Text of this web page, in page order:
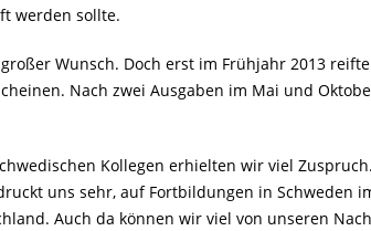
werden sollte.
Wunsch. Doch erst im Frühjahr 2013
Nach zwei Ausgaben im Mai und
Kollegen erhielten wir viel
uns sehr, auf Fortbildungen in Schweden
Auch da können wir viel von unseren